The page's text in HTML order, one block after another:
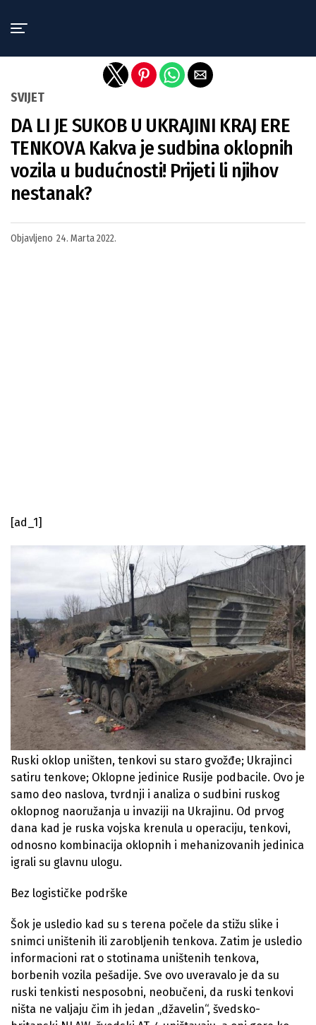
SVIJET
DA LI JE SUKOB U UKRAJINI KRAJ ERE
TENKOVA Kakva je sudbina oklopnih
vozila u budućnosti! Prijeti li njihov
nestanak?
Objavljeno 24. Marta 2022.
[ad_1]
Ruski oklop uništen, tenkovi su staro gvožđe; Ukrajinci
satiru tenkove; Oklopne jedinice Rusije podbacile. Ovo je
samo deo naslova, tvrdnji i analiza o sudbini ruskog
oklopnog naoružanja u invaziji na Ukrajinu. Od prvog
dana kad je ruska vojska krenula u operaciju, tenkovi,
odnosno kombinacija oklopnih i mehanizovanih jedinica
igrali su glavnu ulogu.
Bez logističke podrške
Šok je usledio kad su s terena počele da stižu slike i
snimci uništenih ili zarobljenih tenkova. Zatim je usledio
informacioni rat o stotinama uništenih tenkova,
borbenih vozila pešadije. Sve ovo uveravalo je da su
ruski tenkisti nesposobni, neobučeni, da ruski tenkovi
ništa ne valjaju čim ih jedan „džavelin“, švedsko-